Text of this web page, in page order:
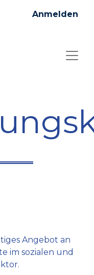
Anmelden
Angebot an
im sozialen und